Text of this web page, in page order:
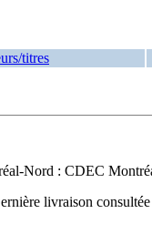
titres
Nord : CDEC
livraison